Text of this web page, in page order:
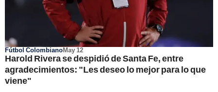
Fútbol ColombianoMay 12
Harold Rivera se despidió de Santa Fe, entre
agradecimientos: "Les deseo lo mejor para lo que
viene"